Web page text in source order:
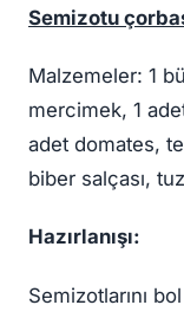
Semizotu
Malzemeler: 1
mercimek, 1
adet domates,
biber salçası, tuz
Hazırlanışı:
Semizotlarını